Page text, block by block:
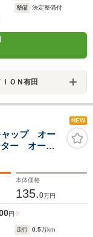
整備
法定整備付
ＯＮ有田
NEW
ャップ オー
ター オート
ングストッ
説明書 メ
本体価格
135.0万円
円
走行 0.5万km